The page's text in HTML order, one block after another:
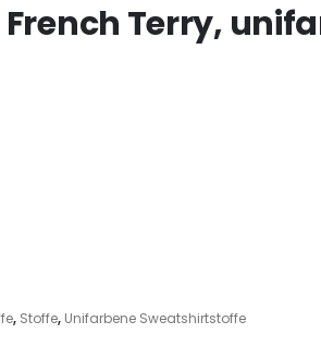
Terry,
, Stoffe, Unifarbene Sweatshirtstoffe